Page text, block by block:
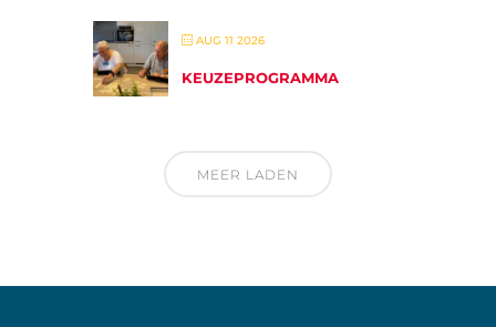
AUG 11 2026
KEUZEPROGRAMMA
MEER LADEN